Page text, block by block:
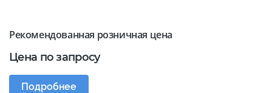
Рекомендованная розничная цена
Цена по запросу
Подробнее